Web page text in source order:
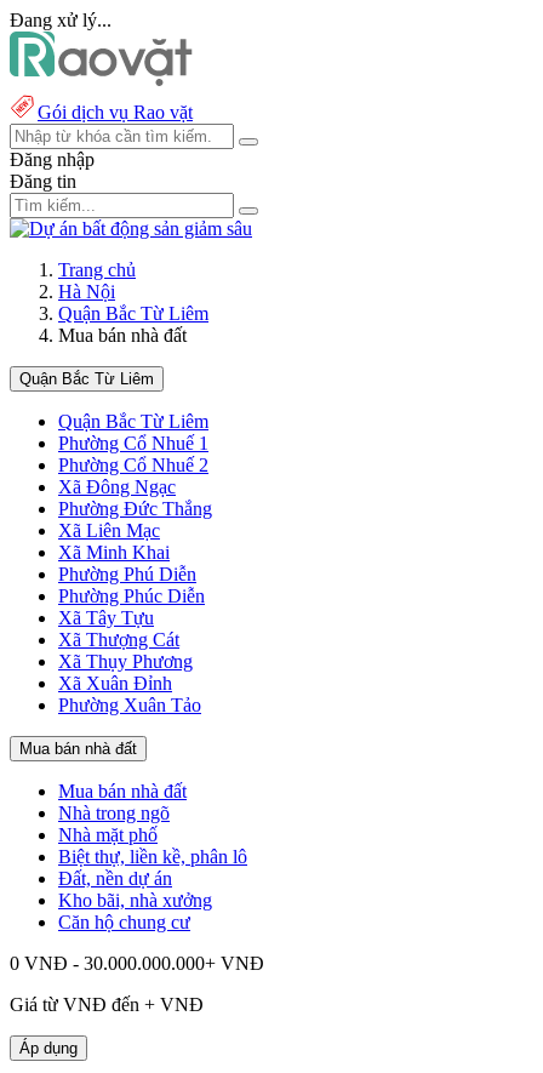
Đang xử lý...
Gói dịch vụ Rao vặt
Đăng nhập
Đăng tin
Trang chủ
Hà Nội
Quận Bắc Từ Liêm
Mua bán nhà đất
Quận Bắc Từ Liêm
Quận Bắc Từ Liêm
Phường Cổ Nhuế 1
Phường Cổ Nhuế 2
Xã Đông Ngạc
Phường Đức Thắng
Xã Liên Mạc
Xã Minh Khai
Phường Phú Diễn
Phường Phúc Diễn
Xã Tây Tựu
Xã Thượng Cát
Xã Thụy Phương
Xã Xuân Đỉnh
Phường Xuân Tảo
Mua bán nhà đất
Mua bán nhà đất
Nhà trong ngõ
Nhà mặt phố
Biệt thự, liền kề, phân lô
Đất, nền dự án
Kho bãi, nhà xưởng
Căn hộ chung cư
0 VNĐ - 30.000.000.000+ VNĐ
Giá từ VNĐ đến + VNĐ
Áp dụng